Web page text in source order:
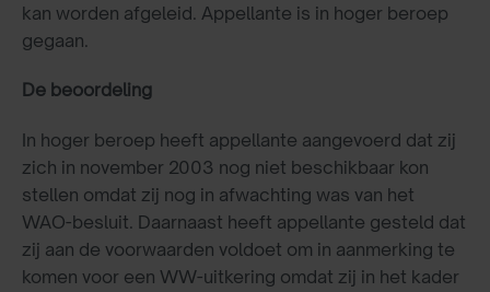
kan worden afgeleid. Appellante is in hoger beroep
gegaan.
De beoordeling
In hoger beroep heeft appellante aangevoerd dat zij
zich in november 2003 nog niet beschikbaar kon
stellen omdat zij nog in afwachting was van het
WAO-besluit. Daarnaast heeft appellante gesteld dat
zij aan de voorwaarden voldoet om in aanmerking te
komen voor een WW-uitkering omdat zij in het kader